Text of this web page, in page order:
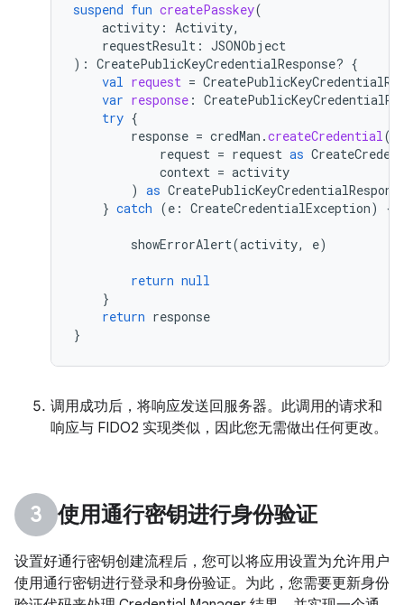
suspend fun createPasskey(
activity : Activity,
requestResult : JSONObject
): CreatePublicKeyCredentialResponse? {
val request =
var response :
try {
response = credMan .createCredential(
request = request as
context = activity
) as
} catch (e : CreateCredentialException) {
showErrorAlert(activity, e)
return null
}
return response
}
调用成功后，将响应发送回服务器。此调用的请求和
响应与 FIDO2 实现类似，因此您无需做出任何更改。
使用通行密钥进行身份验证
设置好通行密钥创建流程后，您可以将应用设置为允许用户
使用通行密钥进行登录和身份验证。为此，您需要更新身份